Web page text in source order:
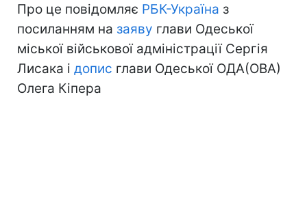
Про це повідомляє РБК-Україна з
посиланням на заяву глави Одеської
міської військової адміністрації Сергія
Лисака і допис глави Одеської ОДА(ОВА)
Олега Кіпера